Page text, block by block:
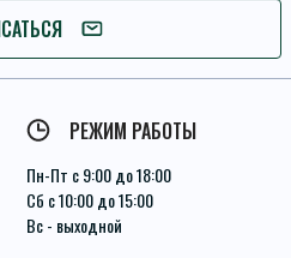
РЕЖИМ РАБОТЫ
Пн-Пт с 9:00 до 18:00
Сб с 10:00 до 15:00
Вс - выходной